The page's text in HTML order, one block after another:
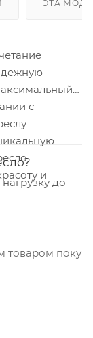
ЭТА
с
и
до
кресла?
товаром